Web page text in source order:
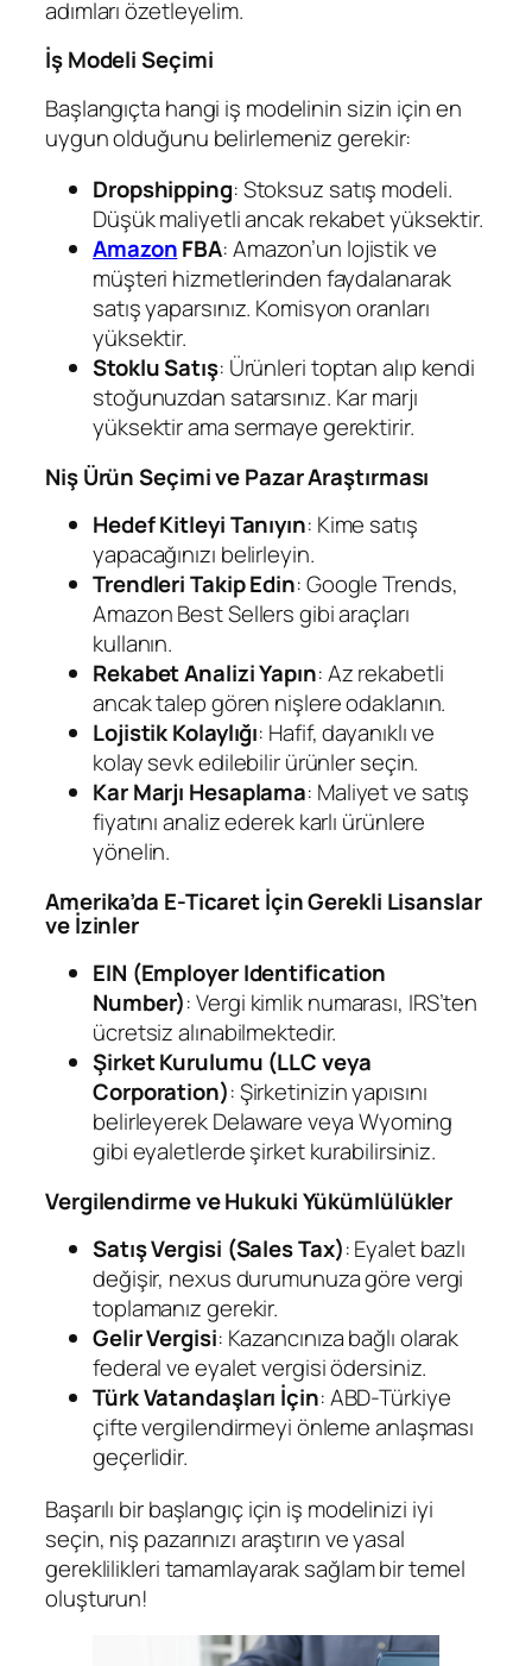
adımları özetleyelim.
İş Modeli Seçimi
Başlangıçta hangi iş modelinin sizin için en
uygun olduğunu belirlemeniz gerekir:
Dropshipping: Stoksuz satış modeli.
Düşük maliyetli ancak rekabet yüksektir.
AmazonFBA: Amazon’un lojistik ve
müşteri hizmetlerinden faydalanarak
satış yaparsınız. Komisyon oranları
yüksektir.
Stoklu Satış: Ürünleri toptan alıp kendi
stoğunuzdan satarsınız. Kar marjı
yüksektir ama sermaye gerektirir.
Niş Ürün Seçimi ve Pazar Araştırması
Hedef Kitleyi Tanıyın: Kime satış
yapacağınızı belirleyin.
Trendleri Takip Edin: Google Trends,
Amazon Best Sellers gibi araçları
kullanın.
Rekabet Analizi Yapın: Az rekabetli
ancak talep gören nişlere odaklanın.
Lojistik Kolaylığı: Hafif, dayanıklı ve
kolay sevk edilebilir ürünler seçin.
Kar Marjı Hesaplama: Maliyet ve satış
fiyatını analiz ederek karlı ürünlere
yönelin.
Amerika’da E-Ticaret İçin Gerekli Lisanslar
ve İzinler
EIN (Employer Identification
Number): Vergi kimlik numarası, IRS’ten
ücretsiz alınabilmektedir.
Şirket Kurulumu (LLC veya
Corporation): Şirketinizin yapısını
belirleyerek Delaware veya Wyoming
gibi eyaletlerde şirket kurabilirsiniz.
Vergilendirme ve Hukuki Yükümlülükler
Satış Vergisi (Sales Tax): Eyalet bazlı
değişir, nexus durumunuza göre vergi
toplamanız gerekir.
Gelir Vergisi: Kazancınıza bağlı olarak
federal ve eyalet vergisi ödersiniz.
Türk Vatandaşları İçin: ABD-Türkiye
çifte vergilendirmeyi önleme anlaşması
geçerlidir.
Başarılı bir başlangıç için iş modelinizi iyi
seçin, niş pazarınızı araştırın ve yasal
gereklilikleri tamamlayarak sağlam bir temel
oluşturun!